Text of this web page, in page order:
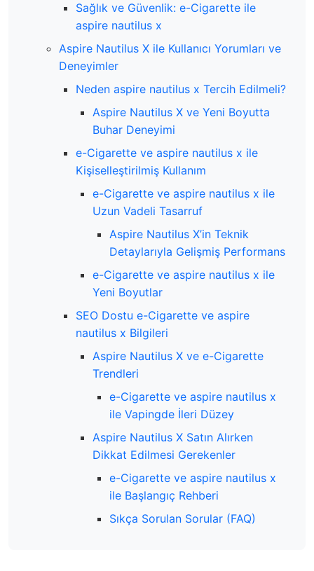
Sağlık ve Güvenlik: e-Cigarette ile
aspire nautilus x
Aspire Nautilus X ile Kullanıcı Yorumları ve
Deneyimler
Neden aspire nautilus x Tercih Edilmeli?
Aspire Nautilus X ve Yeni Boyutta
Buhar Deneyimi
e-Cigarette ve aspire nautilus x ile
Kişiselleştirilmiş Kullanım
e-Cigarette ve aspire nautilus x ile
Uzun Vadeli Tasarruf
Aspire Nautilus X’in Teknik
Detaylarıyla Gelişmiş Performans
e-Cigarette ve aspire nautilus x ile
Yeni Boyutlar
SEO Dostu e-Cigarette ve aspire
nautilus x Bilgileri
Aspire Nautilus X ve e-Cigarette
Trendleri
e-Cigarette ve aspire nautilus x
ile Vapingde İleri Düzey
Aspire Nautilus X Satın Alırken
Dikkat Edilmesi Gerekenler
e-Cigarette ve aspire nautilus x
ile Başlangıç Rehberi
Sıkça Sorulan Sorular (FAQ)